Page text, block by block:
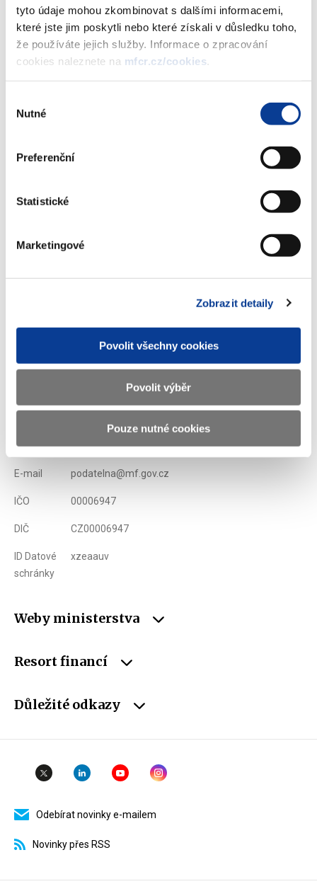
tyto údaje mohou zkombinovat s dalšími informacemi,
které jste jim poskytli nebo které získali v důsledku toho,
že používáte jejich služby. Informace o zpracování
cookies naleznete na mfcr.cz/cookies
souhlasu
Nutné
Preferenční
Statistické
Marketingové
Zobrazit detaily
Povolit všechny cookies
Povolit výběr
Pouze nutné cookies
Navrhovaná účinnost ústavního zákona je od 1. ledna 2027.
Na ústavní úrovni je nějaká z forem rozpočtové odpovědnosti
zakotvena například v ústavách Španělska, Itálie, Belgie,
svého druhu zaměřený na boj proti praní špinavých peněz a
financování terorismu, včetně financování proliferace
České republiky, které ve střednědobém horizontu přispějí k
systematického procesu strategického plánování v této oblasti.
Ministerstvo financí ČR
Telefon +420 257 041 111
E-mail podatelna@mf.gov.cz
IČO 00006947
DIČ CZ00006947
ID Datové
schránky
xzeaauv
Weby ministerstva
Resort financí
Důležité odkazy
Odebírat novinky e-mailem
Novinky přes RSS